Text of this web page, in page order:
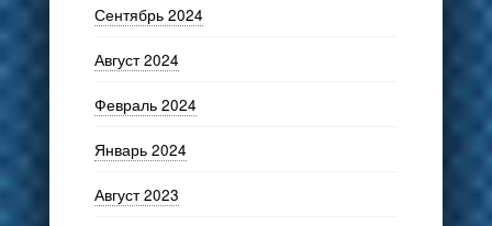
Сентябрь 2024
Август 2024
Февраль 2024
Январь 2024
Август 2023